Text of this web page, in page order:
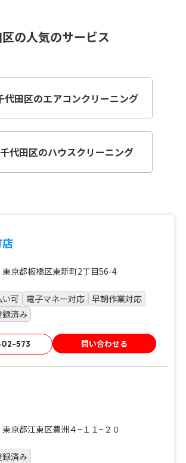
の人気のサービス
代田区のエアコンクリーニング
代田区のハウスクリーニング
京都板橋区東新町2丁目56-4
可 電子マネー対応 早朝作業対応
録済み
573 問い合わせる
京都江東区豊洲４−１１−２０
録済み